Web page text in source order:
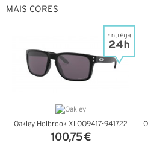
MAIS CORES
Oakley Holbrook Xl OO9417-941722
100,75 €